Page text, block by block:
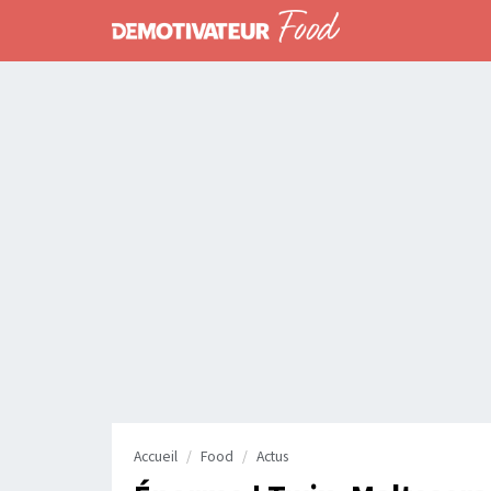
Accueil Food Actus